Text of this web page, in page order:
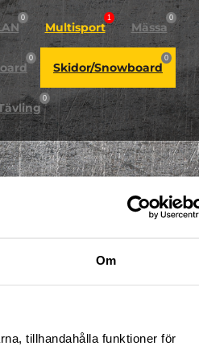
Om
tillhandahålla funktioner för
0
Multisport
1
Mässa
0
0
Skidor/Snowboard
0
0